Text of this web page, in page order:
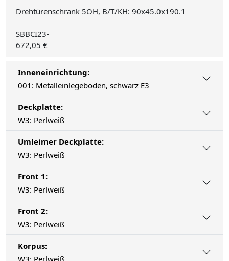
Drehtürenschrank 5OH, B/T/KH: 90x45.0x190.1
SBBCI23-
672,05 €
Inneneinrichtung:
001: Metalleinlegeboden, schwarz E3
Deckplatte:
W3: Perlweiß
Umleimer Deckplatte:
W3: Perlweiß
Front 1:
W3: Perlweiß
Front 2:
W3: Perlweiß
Korpus:
W3: Perlweiß